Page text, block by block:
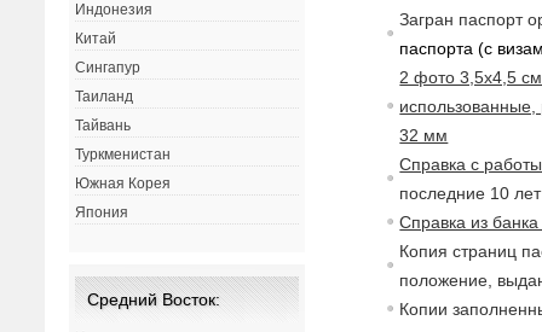
Загран паспорт
паспорта (с в
2 фото 3,5х4,5
32 мм
Справка с работы
последние 10
Справка из
Копия страниц
положение,
Копии
Индонезия
Китай
Сингапур
Таиланд
Тайвань
Туркменистан
Южная Корея
Япония
Средний Восток: